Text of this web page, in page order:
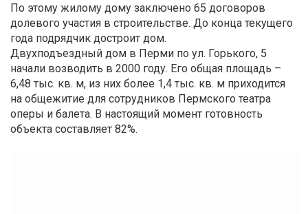
По этому жилому дому заключено 65 договоров
долевого участия в строительстве. До конца текущего
года подрядчик достроит дом.
Двухподъездный дом в Перми по ул. Горького, 5
начали возводить в 2000 году. Его общая площадь –
6,48 тыс. кв. м, из них более 1,4 тыс. кв. м приходится
на общежитие для сотрудников Пермского театра
оперы и балета. В настоящий момент готовность
объекта составляет 82%.